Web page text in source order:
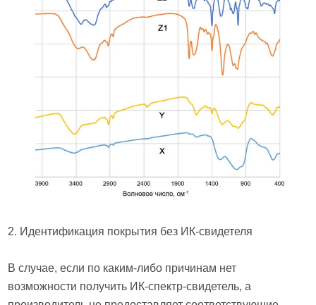
2. Идентификация покрытия без ИК-свидетеля
В случае, если по каким-либо причинам нет
возможности получить ИК-спектр-свидетель, а